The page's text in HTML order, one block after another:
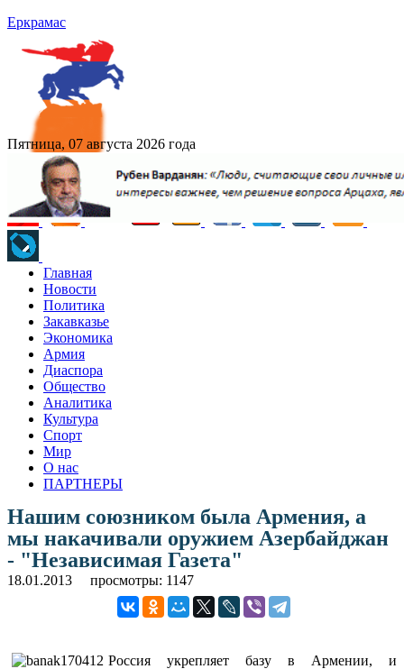
Еркрамас
Пятница, 07 августа 2026 года
Главная
Новости
Политика
Закавказье
Экономика
Армия
Диаспора
Общество
Аналитика
Культура
Спорт
Мир
О нас
ПАРТНЕРЫ
Нашим союзником была Армения, а
мы накачивали оружием Азербайджан
- "Независимая Газета"
18.01.2013 просмотры: 1147
Россия укрепляет базу в Армении, и